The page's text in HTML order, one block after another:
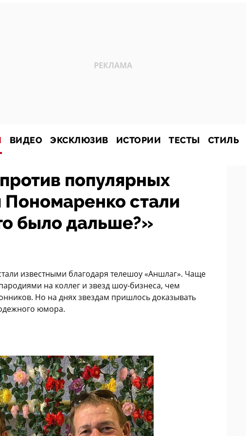
ВИДЕО ЭКСКЛЮЗИВ ИСТОРИИ ТЕСТЫ СТИЛЬ
популярных
Пономаренко стали
было дальше?»
известными благодаря телешоу «Аншлаг». Чаще
на коллег и звезд шоу-бизнеса, чем
Но на днях звездам пришлось доказывать
юмора.